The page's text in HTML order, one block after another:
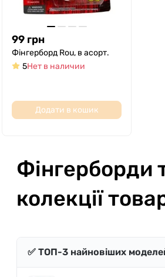
99 грн
Фінгерборд Rou, в асорт.
5Нет в наличии
Додати в кошик
Фінгерборди
колекції
✅ ТОП-3 найновіших